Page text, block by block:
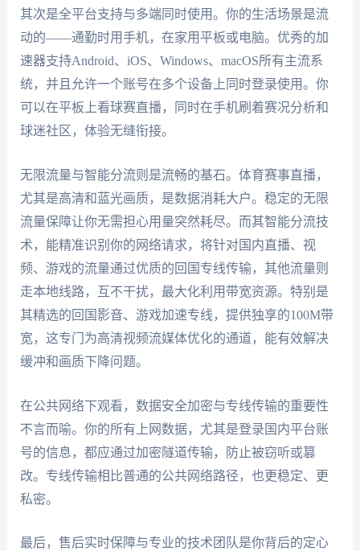
其次是全平台支持与多端同时使用。你的生活场景是流
动的——通勤时用手机，在家用平板或电脑。优秀的加
速器支持Android、iOS、Windows、macOS所有主流系
统，并且允许一个账号在多个设备上同时登录使用。你
可以在平板上看球赛直播，同时在手机刷着赛况分析和
球迷社区，体验无缝衔接。
无限流量与智能分流则是流畅的基石。体育赛事直播，
尤其是高清和蓝光画质，是数据消耗大户。稳定的无限
流量保障让你无需担心用量突然耗尽。而其智能分流技
术，能精准识别你的网络请求，将针对国内直播、视
频、游戏的流量通过优质的回国专线传输，其他流量则
走本地线路，互不干扰，最大化利用带宽资源。特别是
其精选的回国影音、游戏加速专线，提供独享的100M带
宽，这专门为高清视频流媒体优化的通道，能有效解决
缓冲和画质下降问题。
在公共网络下观看，数据安全加密与专线传输的重要性
不言而喻。你的所有上网数据，尤其是登录国内平台账
号的信息，都应通过加密隧道传输，防止被窃听或篡
改。专线传输相比普通的公共网络路径，也更稳定、更
私密。
最后，售后实时保障与专业的技术团队是你背后的定心